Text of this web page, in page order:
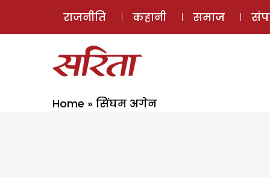
राजनीति कहानी समाज
Home » सिंघम अगेन